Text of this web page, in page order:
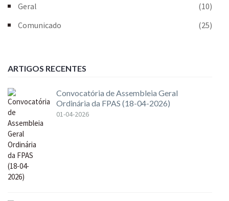
Geral
(10)
Comunicado
(25)
ARTIGOS RECENTES
Convocatória de Assembleia Geral
Ordinária da FPAS (18-04-2026)
01-04-2026